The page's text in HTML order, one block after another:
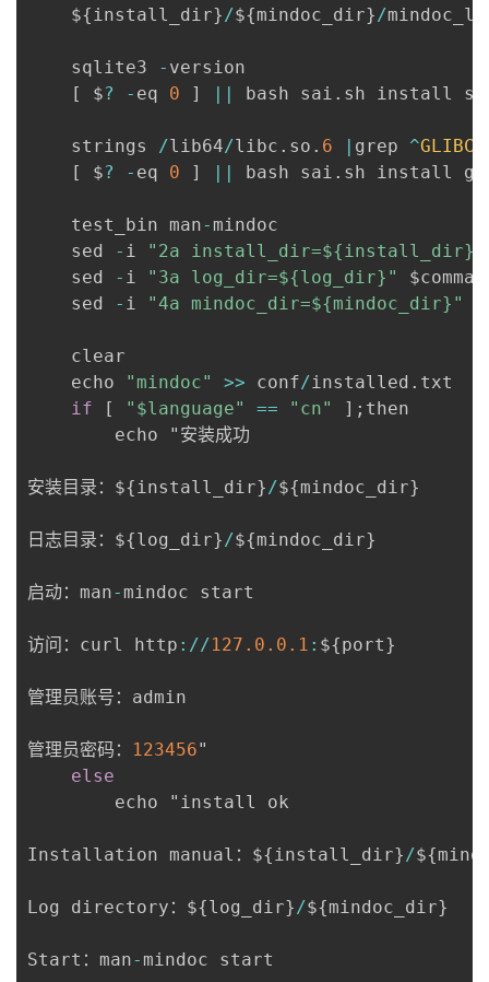
	$
{install_dir}/${mindoc_dir}/
    sqlite3
- version
[
$? - eq 0 ] || bash sai . sh install
    strings
/lib64/libc . so . 6 | grep ^
[
$? - eq 0 ] || bash sai . sh install
    test_bin man
- mindoc
    sed
- i "2a install_dir=${install_dir}"
    sed
- i "3a log_dir=${log_dir}"
    sed
- i "4a mindoc_dir=${mindoc_dir}"
    clear
	echo
"mindoc" >> conf/installed . txt
if
[ "$language" == "cn" ] ; then
安装目录：${install_dir}/${mindoc_dir}
日志目录：${log_dir}/${mindoc_dir}
启动：man- mindoc start
访问：curl http : //127.0 .0 .1 : ${port}
管理员账号：admin
管理员密码： 123456"
else
Installation manual：${install_dir}/${
Log directory：${log_dir}/${mindoc_dir}
Start：man- mindoc start